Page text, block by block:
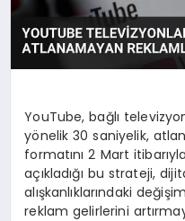
YouTube, bağlı
yönelik 30 saniyelik,
formatını 2 Mart
açıkladığı bu strateji,
alışkanlıklarındaki
reklam gelirlerini